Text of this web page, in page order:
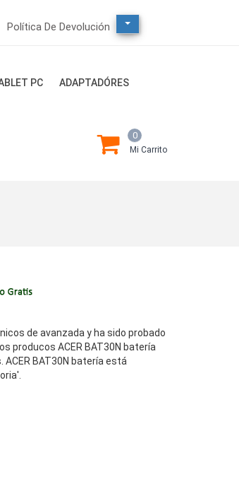
Política De Devolución
PC ADAPTADÓRES
0
Mi Carrito
de avanzada y ha sido probado
producos ACER BAT30N batería
BAT30N batería está